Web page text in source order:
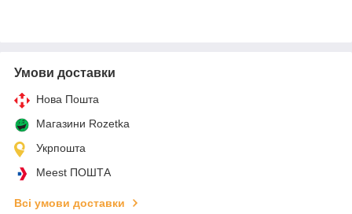
Умови доставки
Нова Пошта
Магазини Rozetka
Укрпошта
Meest ПОШТА
Всі умови доставки